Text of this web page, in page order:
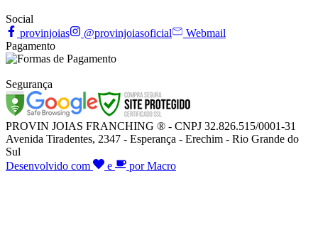
Social
provinjoias
@provinjoiasoficial
Webmail
Pagamento
Segurança
PROVIN JOIAS FRANCHING ® - CNPJ 32.826.515/0001-31
Avenida Tiradentes, 2347 - Esperança - Erechim - Rio Grande do
Sul
Desenvolvido com
e por Macro